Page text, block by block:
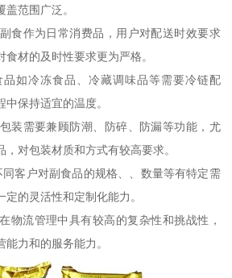
范围广泛。
食作为日常消费品，用户对配送时效要求
材的及时性要求更为严格。
如冷冻食品、冷藏调味品等需要冷链配
保持适宜的温度。
装需要兼顾防潮、防碎、防漏等功能，尤
对包装材质和方式有较高要求。
客户对副食品的规格、、数量等有特定需
的灵活性和定制化能力。
物流管理中具有较高的复杂性和挑战性，
力和的服务能力。